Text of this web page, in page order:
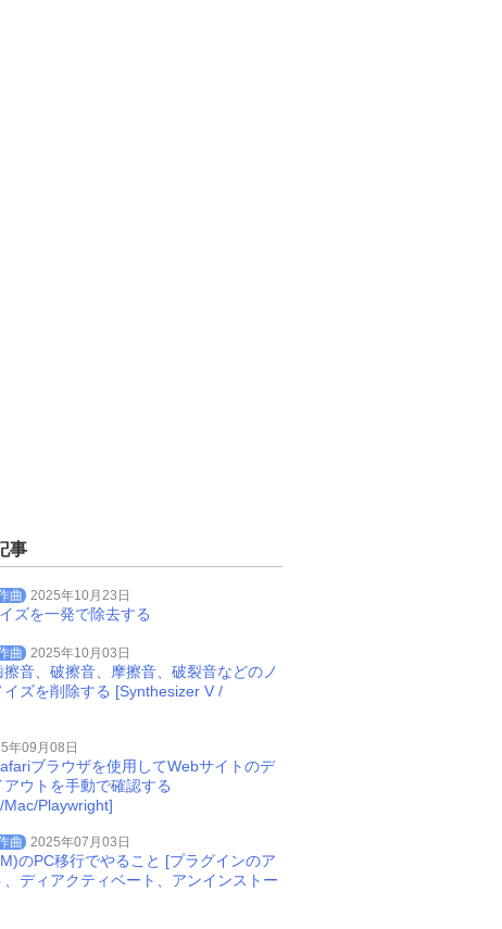
事
曲 2025年10月23日
ズを一発で除去する
曲 2025年10月03日
音、破擦音、摩擦音、破裂音などのノ
イズを削除する [Synthesizer V /
年09月08日
ブラウザを使用してWebサイトのデ
ウトを手動で確認する
Playwright]
曲 2025年07月03日
のPC移行でやること [プラグインのア
、ディアクティベート、アンインストー